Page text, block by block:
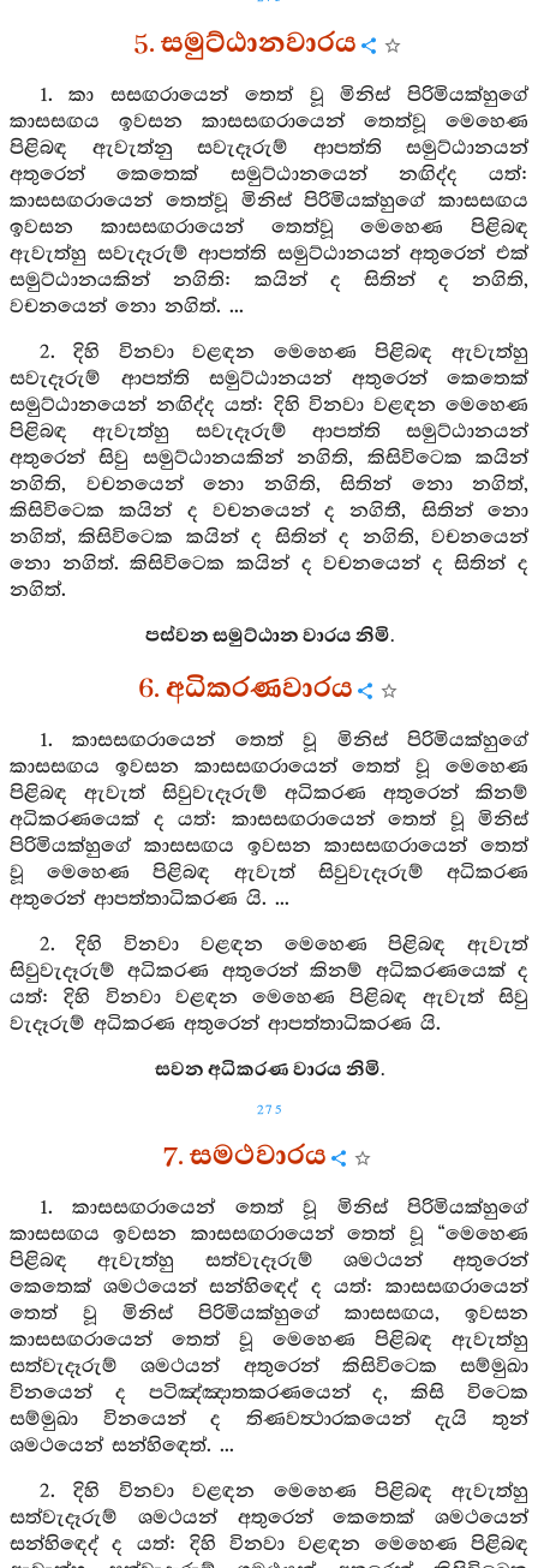
5. සමුට්ඨානවාරය
1. කා සසඟරායෙන් තෙත් වූ මිනිස් පිරිමියක්හුගේ
කාසසඟය ඉවසන කාසසඟරායෙන් තෙත්වූ මෙහෙණ
පිළිබඳ ඇවැත්නු සවැදෑරුම් ආපත්ති සමුට්ඨානයන්
අතුරෙන් කෙතෙක් සමුට්ඨානයෙන් නඟිද්ද යත්:
කාසසඟරායෙන් තෙත්වූ මිනිස් පිරිමියක්හුගේ කාසසඟය
ඉවසන කාසසඟරායෙන් තෙත්වූ මෙහෙණ පිළිබඳ
ඇවැත්හු සවැදෑරුම් ආපත්ති සමුට්ඨානයන් අතුරෙන් එක්
සමුට්ඨානයකින් නගිති: කයින් ද සිතින් ද නගිති,
වචනයෙන් නො නගිත්. ...
2. දිහි විනවා වළඳන මෙහෙණ පිළිබඳ ඇවැත්හු
සවැදෑරුම් ආපත්ති සමුට්ඨානයන් අතුරෙන් කෙතෙක්
සමුට්ඨානයෙන් නඟිද්ද යත්: දිහි විනවා වළඳන මෙහෙණ
පිළිබඳ ඇවැත්හු සවැදෑරුම් ආපත්ති සමුට්ඨානයන්
අතුරෙන් සිවු සමුට්ඨානයකින් නගිති, කිසිවිටෙක කයින්
නගිති, වචනයෙන් නො නගිති, සිතින් නො නගිත්,
කිසිවිටෙක කයින් ද වචනයෙන් ද නගිතී, සිතින් නො
නගිත්, කිසිවිටෙක කයින් ද සිතින් ද නගිති, වචනයෙන්
නො නගිත්. කිසිවිටෙක කයින් ද වචනයෙන් ද සිතින් ද
නගිත්.
පස්වන සමුට්ඨාන වාරය නිමි.
6. අධිකරණවාරය
1. කාසසඟරායෙන් තෙත් වූ මිනිස් පිරිමියක්හුගේ
කාසසඟය ඉවසන කාසසඟරායෙන් තෙත් වූ මෙහෙණ
පිළිබඳ ඇවැත් සිවුවැදෑරුම් අධිකරණ අතුරෙන් කිනම්
අධිකරණයෙක් ද යත්: කාසසඟරායෙන් තෙත් වූ මිනිස්
පිරිමියක්හුගේ කාසසඟය ඉවසන කාසසඟරායෙන් තෙත්
වූ මෙහෙණ පිළිබඳ ඇවැත් සිවුවැදෑරුම් අධිකරණ
අතුරෙන් ආපත්තාධිකරණ යි. ...
2. දිහි විනවා වළඳන මෙහෙණ පිළිබඳ ඇවැත්
සිවුවැදෑරුම් අධිකරණ අතුරෙන් කිනම් අධිකරණයෙක් ද
යත්: දිහි විනවා වළඳන මෙහෙණ පිළිබඳ ඇවැත් සිවු
වැදෑරුම් අධිකරණ අතුරෙන් ආපත්තාධිකරණ යි.
සවන අධිකරණ වාරය නිමි.
275
7. සමථවාරය
1. කාසසඟරායෙන් තෙත් වූ මිනිස් පිරිමියක්හුගේ
කාසසඟය ඉවසන කාසසඟරායෙන් තෙත් වූ “මෙහෙණ
පිළිබඳ ඇවැත්හු සත්වැදෑරුම් ශමථයන් අතුරෙන්
කෙතෙක් ශමථයෙන් සන්හිඳෙද් ද යත්: කාසසඟරායෙන්
තෙත් වූ මිනිස් පිරිමියක්හුගේ කාසසඟය, ඉවසන
කාසසඟරායෙන් තෙත් වූ මෙහෙණ පිළිබඳ ඇවැත්හු
සත්වැදෑරුම් ශමථයන් අතුරෙන් කිසිවිටෙක සම්මුඛා
විනයෙන් ද පටිඤ්ඤාතකරණයෙන් ද, කිසි විටෙක
සම්මුඛා විනයෙන් ද තිණවත්‍ථාරකයෙන් දැයි තුන්
ශමථයෙන් සන්හිඳෙත්. ...
2. දිහි විනවා වළඳන මෙහෙණ පිළිබඳ ඇවැත්හු
සත්වැදෑරුම් ශමථයන් අතුරෙන් කෙතෙක් ශමථයෙන්
සන්හිඳෙද් ද යත්: දිහි විනවා වළඳන මෙහෙණ පිළිබඳ